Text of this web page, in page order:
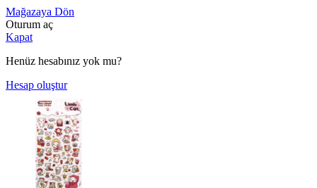
Mağazaya Dön
Oturum aç
Kapat
Henüz hesabınız yok mu?
Hesap oluştur